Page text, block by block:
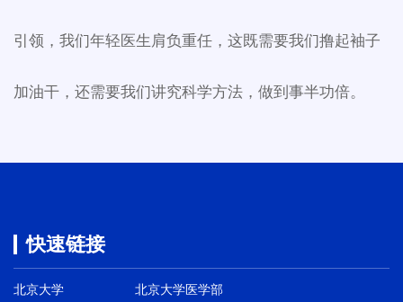
引领，我们年轻医生肩负重任，这既需要我们撸起袖子
加油干，还需要我们讲究科学方法，做到事半功倍。
快速链接
北京大学 北京大学医学部